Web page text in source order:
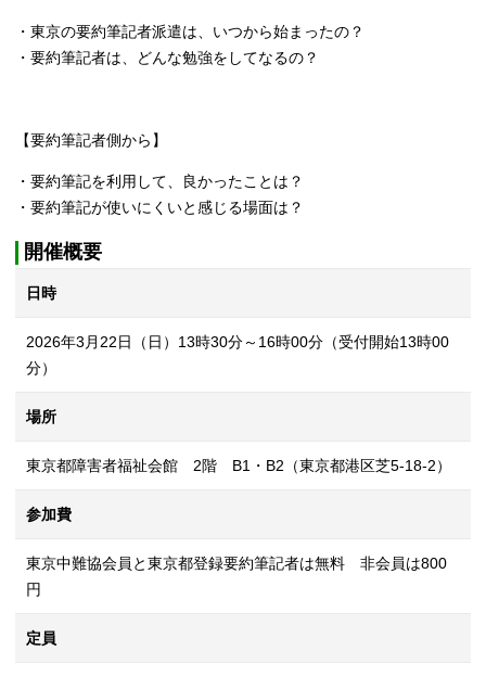
・東京の要約筆記者派遣は、いつから始まったの？
・要約筆記者は、どんな勉強をしてなるの？
【要約筆記者側から】
・要約筆記を利用して、良かったことは？
・要約筆記が使いにくいと感じる場面は？
開催概要
日時
2026年3月22日（日）13時30分～16時00分（受付開始13時00
分）
場所
東京都障害者福祉会館 2階 B1・B2（東京都港区芝5-18-2）
参加費
東京中難協会員と東京都登録要約筆記者は無料 非会員は800
円
定員